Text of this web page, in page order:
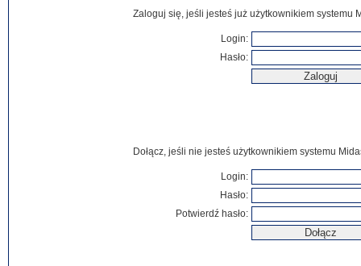
Zaloguj się, jeśli jesteś już użytkownikiem systemu
Login:
Hasło:
Dołącz, jeśli nie jesteś użytkownikiem systemu
Login:
Hasło:
Potwierdź hasło: